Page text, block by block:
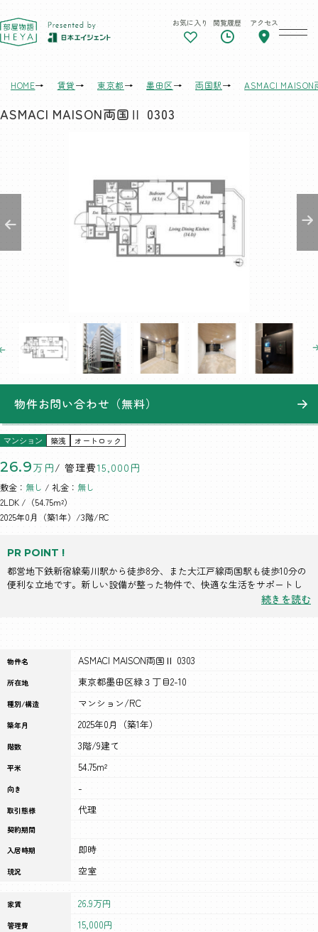
東京 部屋物語 お気に入り 閲覧履歴 アクセス
HOME 賃貸 東京都 墨田区 両国駅 ASMACI
ASMACI MAISON両国Ⅱ 0303
PR POINT !
都営地下鉄新宿線菊川駅から徒歩8分、また大江戸線両国駅も徒歩10分の
便利な立地です。新しい設備が整った物件で、快適な生活をサポートし
続きを読む
マンション 築浅 オートロック
26.9万円/ 管理費15,000円
敷金： 無し / 礼金： 無し
2LDK /（54.75m²）
2025年0月（築1年）/3階/RC
物件お問い合わせ（無料）
物件名 ASMACI MAISON両国Ⅱ 0303
所在地 東京都墨田区緑３丁目2-10
種別/構造 マンション/RC
築年月 2025年0月（築1年）
階数 3階/9建て
平米 54.75m²
向き -
取引態様 代理
契約期間
入居時期
即時
現況 空室
家賃 26.9万円
管理費 15,000円